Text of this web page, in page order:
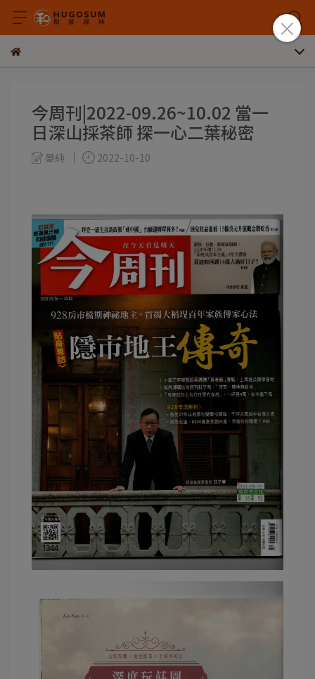
今周刊|2022-09.26~10.02 當一
日深山採茶師 探一心二葉秘密
晏純 2022-10-10